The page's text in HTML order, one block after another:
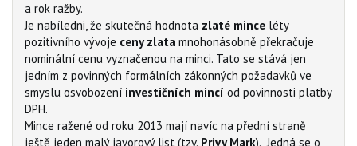
a rok ražby.
Je nabíledni, že skutečná hodnota zlaté mince léty
pozitivního vývoje ceny zlata mnohonásobně překračuje
nominální cenu vyznačenou na minci. Tato se stává jen
jedním z povinných formálních zákonných požadavků ve
smyslu osvobození investičních mincí od povinnosti platby
DPH.
Mince ražené od roku 2013 mají navíc na přední straně
ještě jeden malý javorový list (tzv. Privy Mark). Jedná se o